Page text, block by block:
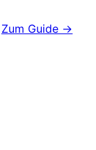
Zum Guide →